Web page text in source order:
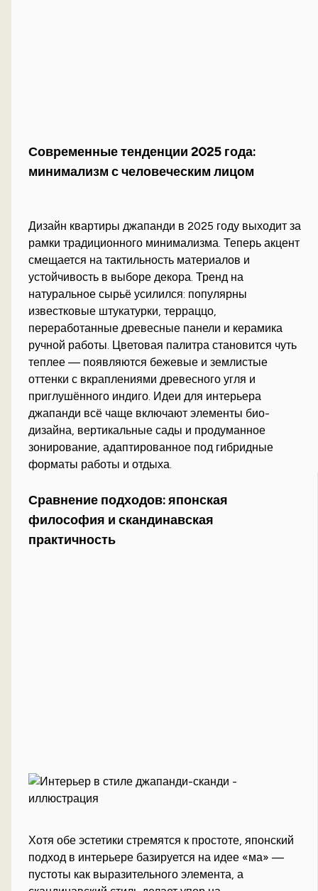
Современные тенденции 2025 года:
минимализм с человеческим лицом
Дизайн квартиры джапанди в 2025 году выходит за
рамки традиционного минимализма. Теперь акцент
смещается на тактильность материалов и
устойчивость в выборе декора. Тренд на
натуральное сырьё усилился: популярны
известковые штукатурки, терраццо,
переработанные древесные панели и керамика
ручной работы. Цветовая палитра становится чуть
теплее — появляются бежевые и землистые
оттенки с вкраплениями древесного угля и
приглушённого индиго. Идеи для интерьера
джапанди всё чаще включают элементы био-
дизайна, вертикальные сады и продуманное
зонирование, адаптированное под гибридные
форматы работы и отдыха.
Сравнение подходов: японская
философия и скандинавская
практичность
Хотя обе эстетики стремятся к простоте, японский
подход в интерьере базируется на идее «ма» —
пустоты как выразительного элемента, а